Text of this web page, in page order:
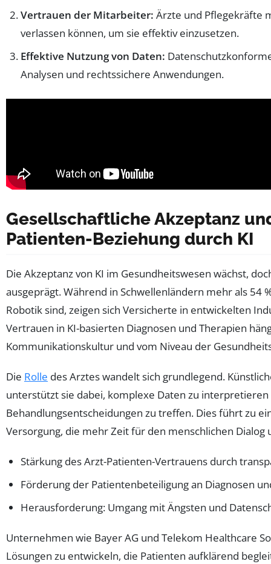
Vertrauen der Mitarbeiter: Ärzte und Pflegekräfte
verlassen können, um sie effektiv einzusetzen.
Effektive Nutzung von Daten:
Analysen und rechtssichere Anwendungen.
Gesellschaftliche Akzeptanz
Patienten-Beziehung durch KI
Die Akzeptanz von KI im Gesundheitswesen wächst,
ausgeprägt. Während in Schwellenländern mehr als 54
Robotik sind, zeigen sich Versicherte in entwickelten
Vertrauen in KI-basierten Diagnosen und Therapien
Kommunikationskultur und vom Niveau der
Die Rolle des Arztes wandelt sich grundlegend.
unterstützt sie dabei, komplexe Daten zu
Behandlungsentscheidungen zu treffen. Dies führt zu
Versorgung, die mehr Zeit für den menschlichen
Stärkung des Arzt-Patienten-Vertrauens durch
Förderung der Patientenbeteiligung an Diagnosen
Herausforderung: Umgang mit Ängsten und
Unternehmen wie Bayer AG und Telekom Healthcare
Lösungen zu entwickeln, die Patienten aufklärend